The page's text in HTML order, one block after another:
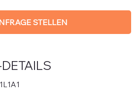
STELLEN